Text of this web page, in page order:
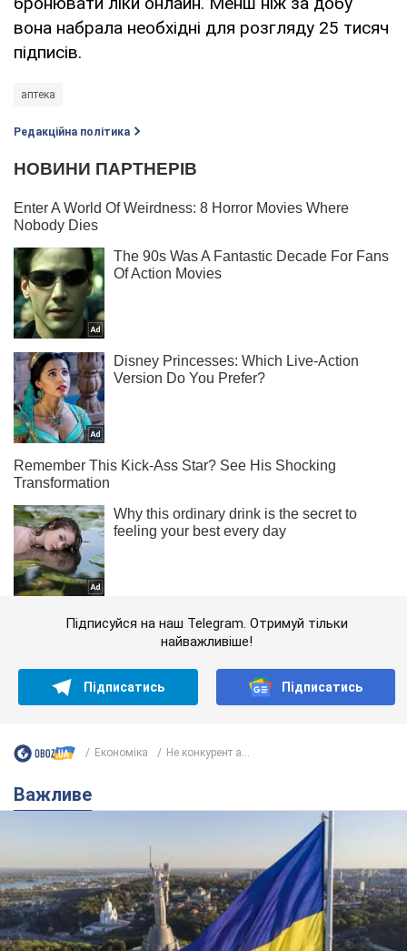
вона набрала необхідні для розгляду 25 тисяч
підписів.
аптека
Редакційна політика
Підписуйся на наш Telegram. Отримуй тільки
найважливіше!
Підписатись Підписатись
Економіка Не конкурент а...
Важливе